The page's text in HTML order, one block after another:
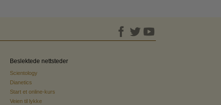
Beslektede nettsteder
Scientology
Dianetics
Start et online-kurs
Veien til lykke